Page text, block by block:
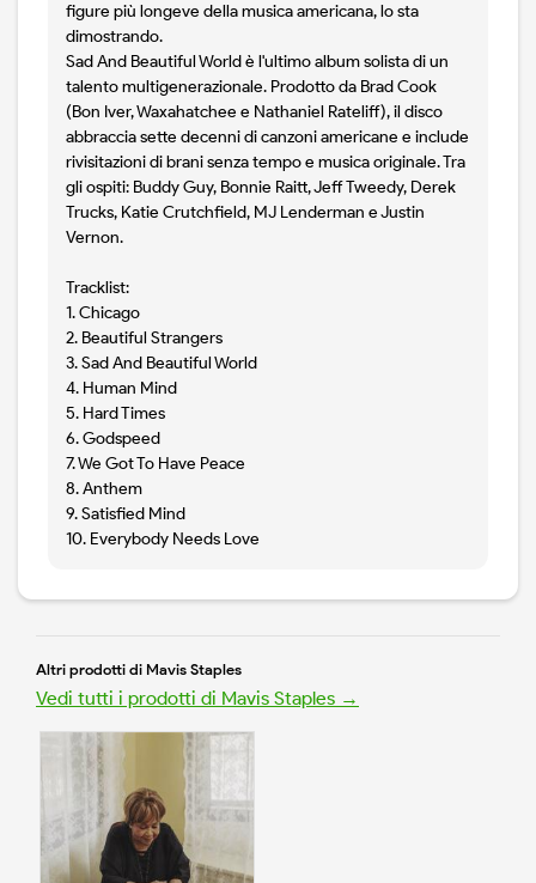
figure più longeve della musica americana, lo sta
dimostrando.
Sad And Beautiful World è l'ultimo album solista di un
talento multigenerazionale. Prodotto da Brad Cook
(Bon Iver, Waxahatchee e Nathaniel Rateliff), il disco
abbraccia sette decenni di canzoni americane e include
rivisitazioni di brani senza tempo e musica originale. Tra
gli ospiti: Buddy Guy, Bonnie Raitt, Jeff Tweedy, Derek
Trucks, Katie Crutchfield, MJ Lenderman e Justin
Vernon.
Tracklist:
1. Chicago
2. Beautiful Strangers
3. Sad And Beautiful World
4. Human Mind
5. Hard Times
6. Godspeed
7. We Got To Have Peace
8. Anthem
9. Satisfied Mind
10. Everybody Needs Love
Altri prodotti di Mavis Staples
Vedi tutti i prodotti di Mavis Staples →